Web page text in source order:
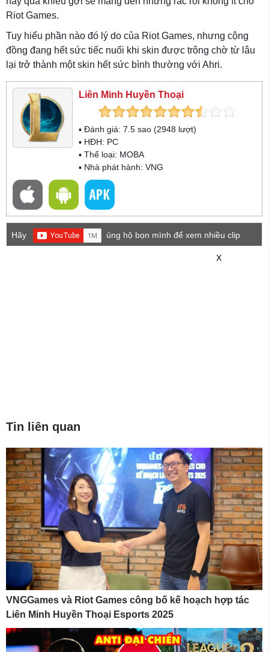
Riot Games.
Tuy hiểu phần nào đó lý do của Riot Games, nhưng cộng
đồng đang hết sức tiếc nuối khi skin được trông chờ từ lâu
lại trở thành một skin hết sức bình thường với Ahri.
Liên Minh Huyền Thoại
▪ Đánh giá: 7.5 sao (2948 lượt)
▪ HĐH: PC
▪ Thể loại: MOBA
▪ Nhà phát hành: VNG
Hãy
ủng hộ bọn mình để xem nhiều clip
X
Tin liên quan
VNGGames và Riot Games công bố kế hoạch hợp tác
Liên Minh Huyền Thoại Esports 2025